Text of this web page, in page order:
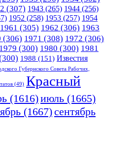
(307) 1943 (265) 1944 (256)
1952 (258) 1953 (257) 1954
1961 (305) 1962 (306) 1963
(306) 1971 (308) 1972 (306)
1979 (300) 1980 (300) 1981
1988 (151) Известия
Губернского Совета Рабочих,
(49) Красный
(1616)июль (1665)
(1667)сентябрь